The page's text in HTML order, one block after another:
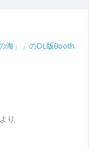
海」」のDL版Booth
り